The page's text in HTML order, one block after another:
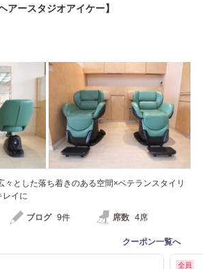
アースタジオアイケー】
々とした落ち着きのある空間×ベテランスタイリ
レイに
ブログ 9件 席数 4席
クーポン一覧へ
全員